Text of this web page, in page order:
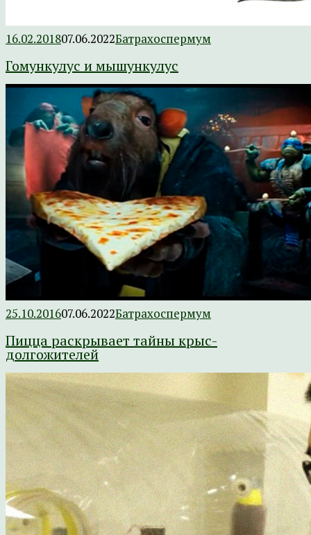
16.02.201807.06.2022Батрахоспермум
Гомункулус и мышункулус
25.10.201607.06.2022Батрахоспермум
Пицца раскрывает тайны крыс-
долгожителей